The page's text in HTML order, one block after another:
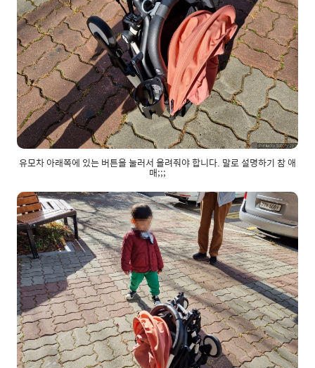
유모차 아래쪽에 있는 버튼을 눌러서 올려줘야 합니다. 말로 설명하기 참 애
매;;;